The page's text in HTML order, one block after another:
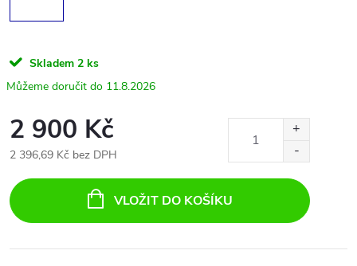
Skladem 2 ks
11.8.2026
2 900 Kč
2 396,69 Kč bez DPH
cena:
VLOŽIT DO KOŠÍKU